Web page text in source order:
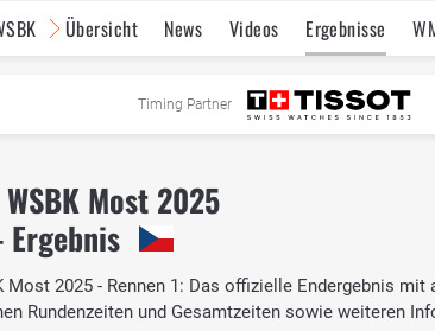
Übersicht News Videos Ergebnisse
Timing Partner
Most 2025
Ergebnis
Most 2025 - Rennen 1: Das offizielle Endergebnis mit
Rundenzeiten und Gesamtzeiten sowie weiteren